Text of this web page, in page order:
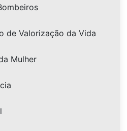
de Valorização da Vida
Mulher